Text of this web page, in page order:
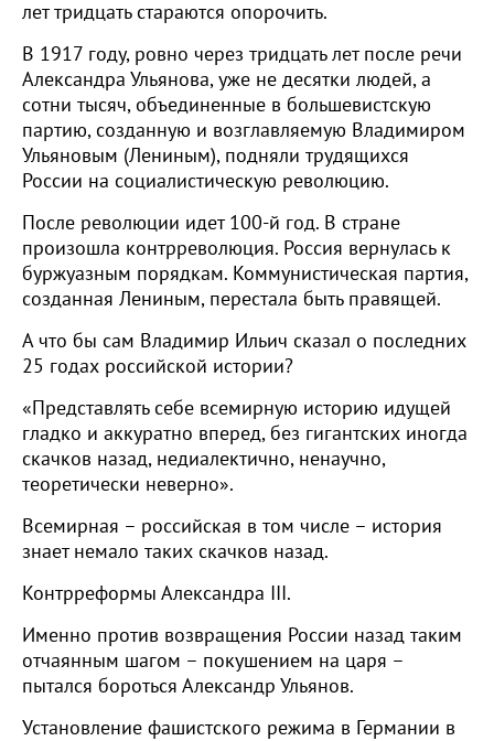
лет тридцать стараются опорочить.
В 1917 году, ровно через тридцать лет после речи
Александра Ульянова, уже не десятки людей, а
сотни тысяч, объединенные в большевистскую
партию, созданную и возглавляемую Владимиром
Ульяновым (Лениным), подняли трудящихся
России на социалистическую революцию.
После революции идет 100-й год. В стране
произошла контрреволюция. Россия вернулась к
буржуазным порядкам. Коммунистическая партия,
созданная Лениным, перестала быть правящей.
А что бы сам Владимир Ильич сказал о последних
25 годах российской истории?
«Представлять себе всемирную историю идущей
гладко и аккуратно вперед, без гигантских иногда
скачков назад, недиалектично, ненаучно,
теоретически неверно».
Всемирная – российская в том числе – история
знает немало таких скачков назад.
Контрреформы Александра III.
Именно против возвращения России назад таким
отчаянным шагом – покушением на царя –
пытался бороться Александр Ульянов.
Установление фашистского режима в Германии в